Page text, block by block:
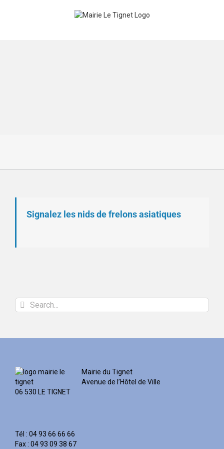
Signalez les nids de frelons asiatiques
Search
for:
Mairie du Tignet
Avenue de l’Hôtel de Ville
06 530 LE TIGNET
Tél : 04 93 66 66 66
Fax : 04 93 09 38 67